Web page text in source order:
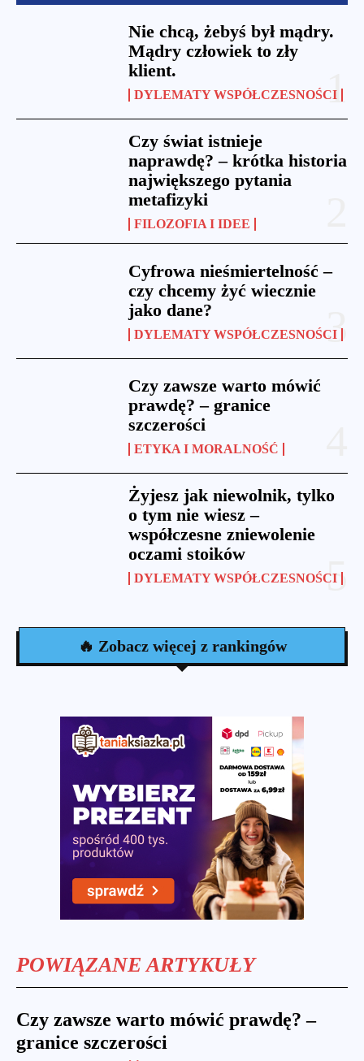
Nie chcą, żebyś był mądry.
Mądry człowiek to zły
klient.
DYLEMATY WSPÓŁCZESNOŚCI
Czy świat istnieje
naprawdę? – krótka historia
największego pytania
metafizyki
FILOZOFIA I IDEE
Cyfrowa nieśmiertelność –
czy chcemy żyć wiecznie
jako dane?
DYLEMATY WSPÓŁCZESNOŚCI
Czy zawsze warto mówić
prawdę? – granice
szczerości
ETYKA I MORALNOŚĆ
Żyjesz jak niewolnik, tylko
o tym nie wiesz –
współczesne zniewolenie
oczami stoików
DYLEMATY WSPÓŁCZESNOŚCI
🔥 Zobacz więcej z rankingów
POWIĄZANE ARTYKUŁY
Czy zawsze warto mówić prawdę? –
granice szczerości